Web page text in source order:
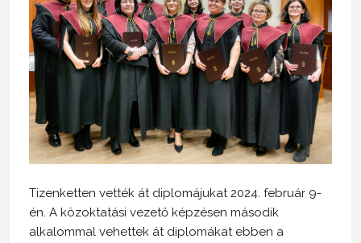
Tizenketten vették át diplomájukat 2024. február 9-
én. A közoktatási vezető képzésen második
alkalommal vehettek át diplomákat ebben a